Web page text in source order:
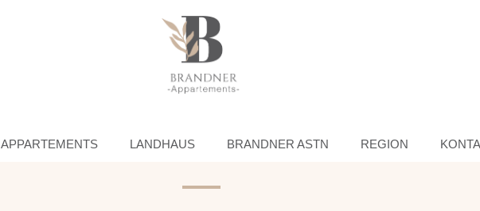
APPARTEMENTS LANDHAUS BRANDNER ASTN REGION